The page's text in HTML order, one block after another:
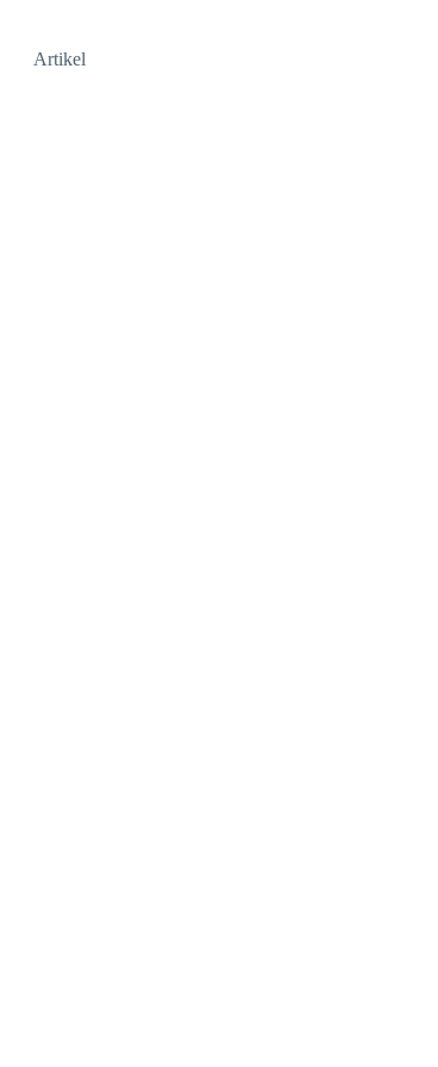
Artikel